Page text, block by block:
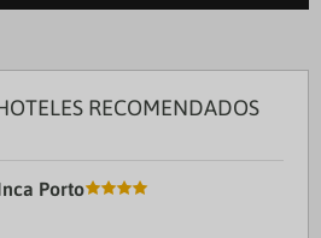
RECOMENDADOS
Porto